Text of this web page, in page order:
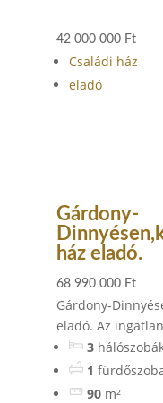
42 000 000 Ft
Családi ház
eladó
Gárdony-
ház eladó.
68 990 000 Ft
Gárdony-
eladó. Az
3
1
90 m²